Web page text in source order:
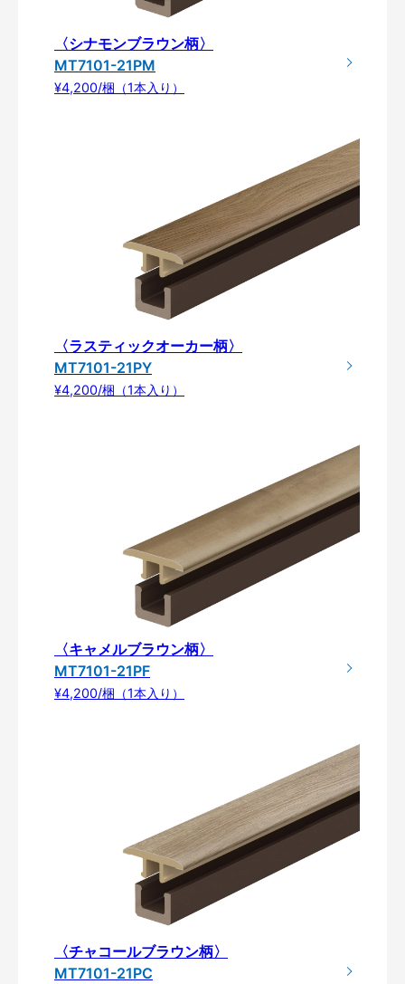
〈シナモンブラウン柄〉
MT7101-21PM
¥4,200/梱（1本入り）
〈ラスティックオーカー柄〉
MT7101-21PY
¥4,200/梱（1本入り）
〈キャメルブラウン柄〉
MT7101-21PF
¥4,200/梱（1本入り）
〈チャコールブラウン柄〉
MT7101-21PC